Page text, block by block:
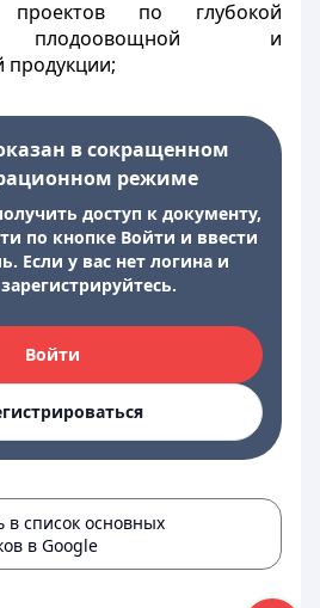
проектов по глубокой
плодоовощной и
продукции;
в сокращенном
режиме
доступ к документу,
по кнопке Войти и ввести
Если у вас нет логина и
Войти
в список основных
в Google